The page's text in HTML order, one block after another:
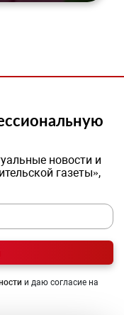
новости и
газеты»,
и даю согласие на